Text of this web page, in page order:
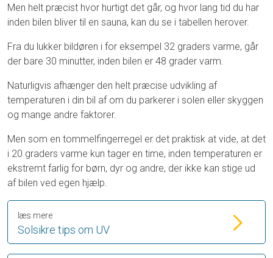
Men helt præcist hvor hurtigt det går, og hvor lang tid du har
inden bilen bliver til en sauna, kan du se i tabellen herover.
Fra du lukker bildøren i for eksempel 32 graders varme, går
der bare 30 minutter, inden bilen er 48 grader varm.
Naturligvis afhænger den helt præcise udvikling af
temperaturen i din bil af om du parkerer i solen eller skyggen
og mange andre faktorer.
Men som en tommelfingerregel er det praktisk at vide, at det
i 20 graders varme kun tager en time, inden temperaturen er
ekstremt farlig for børn, dyr og andre, der ikke kan stige ud
af bilen ved egen hjælp.
Solsikre tips om UV
læs mere